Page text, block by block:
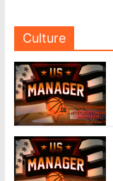
Culture